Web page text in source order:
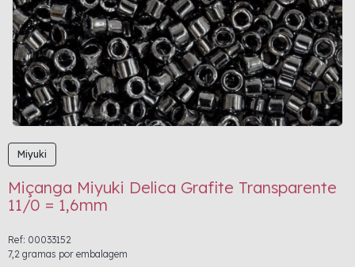
Miyuki
Miçanga Miyuki Delica Grafite Transparente
11/0 = 1,6mm
Ref: 00033152
7,2 gramas por embalagem